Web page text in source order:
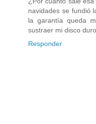
navidades se fundió
la garantía queda
sustraer mi disco
Responder